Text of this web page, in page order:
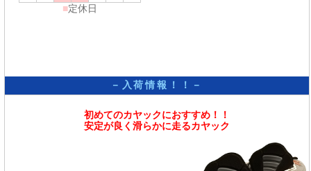
■定休日
－入荷情報！！－
初めてのカヤックにおすすめ！！
安定が良く滑らかに走るカヤック